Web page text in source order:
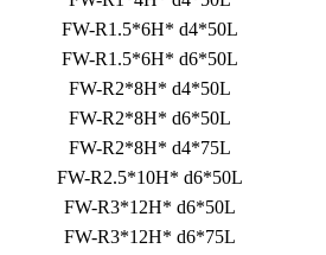
FW-R1.5*6H* d4*50L
FW-R1.5*6H* d6*50L
FW-R2*8H* d4*50L
FW-R2*8H* d6*50L
FW-R2*8H* d4*75L
FW-R2.5*10H* d6*50L
FW-R3*12H* d6*50L
FW-R3*12H* d6*75L